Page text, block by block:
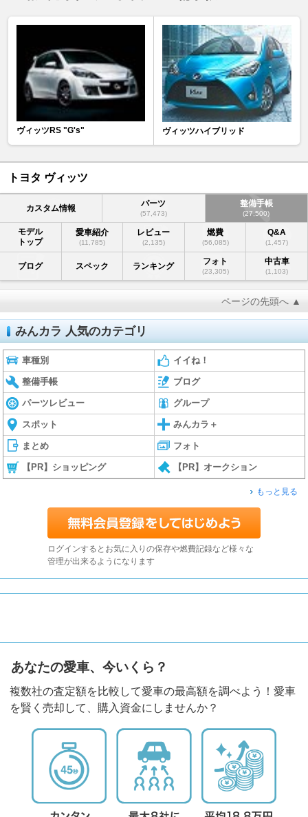
ヴィッツRS "G's" ヴィッツハイブリッド
トヨタ ヴィッツ
カスタム情報 パーツ
(57,473)
整備手帳
(27,500)
モデル
トップ
愛車紹介
(11,785)
レビュー
(2,135)
燃費
(56,085)
Q&A
(1,457)
ブログ スペック ランキング フォト
(23,305)
中古車
(1,103)
ページの先頭へ ▲
みんカラ 人気のカテゴリ
車種別 イイね！
整備手帳 ブログ
パーツレビュー グループ
スポット みんカラ＋
まとめ フォト
【PR】ショッピング 【PR】オークション
もっと見る
ログインするとお気に入りの保存や燃費記録など様々な
管理が出来るようになります
あなたの愛車、今いくら？
複数社の査定額を比較して愛車の最高額を調べよう！愛車
を賢く売却して、購入資金にしませんか？